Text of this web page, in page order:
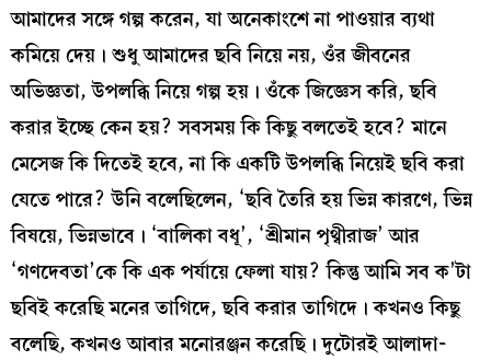
আমাদের সঙ্গে গল্প করেন, যা অনেকাংশে না পাওয়ার ব্যথা
কমিয়ে দেয়। শুধু আমাদের ছবি নিয়ে নয়, ওঁর জীবনের
অভিজ্ঞতা, উপলব্ধি নিয়ে গল্প হয়। ওঁকে জিজ্ঞেস করি, ছবি
করার ইচ্ছে কেন হয়? সবসময় কি কিছু বলতেই হবে? মানে
মেসেজ কি দিতেই হবে, না কি একটি উপলব্ধি নিয়েই ছবি করা
যেতে পারে? উনি বলেছিলেন, ‘ছবি তৈরি হয় ভিন্ন কারণে, ভিন্ন
বিষয়ে, ভিন্নভাবে। ‘বালিকা বধূ’, ‘শ্রীমান পৃথ্বীরাজ’ আর
‘গণদেবতা’কে কি এক পর্যায়ে ফেলা যায়? কিন্তু আমি সব ক’টা
ছবিই করেছি মনের তাগিদে, ছবি করার তাগিদে। কখনও কিছু
বলেছি, কখনও আবার মনোরঞ্জন করেছি। দুটোরই আলাদা-